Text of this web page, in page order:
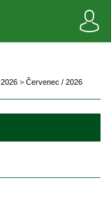
2026 > Červenec / 2026